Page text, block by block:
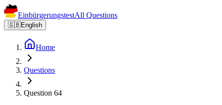
EinbürgerungstestAll Questions
🇬🇧English
Home
Questions
Question 64